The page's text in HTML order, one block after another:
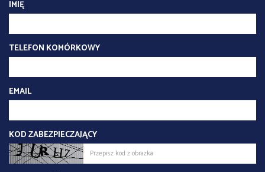
IMIĘ
TELEFON KOMÓRKOWY
EMAIL
KOD ZABEZPIECZAJĄCY